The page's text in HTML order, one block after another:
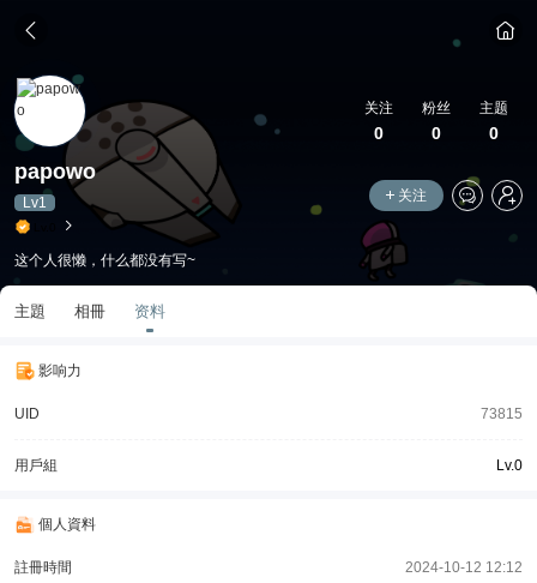
关注
0
粉丝
0
主题
0
papowo
Lv1 关注
这个人很懒，什么都没有写~
主題 相冊 资料
影响力
UID 73815
用戶組 Lv.0
個人資料
註冊時間 2024-10-12 12:12